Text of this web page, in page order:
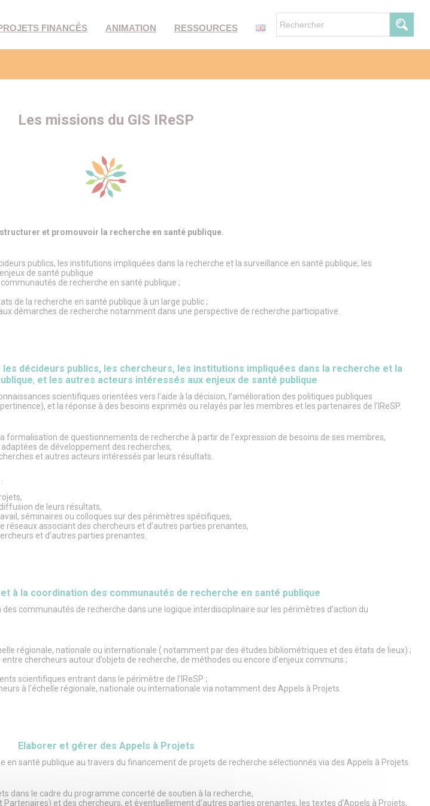
FINANCÉS ANIMATION RESSOURCES
Les missions du GIS IReSP
et promouvoir la recherche en santé publique.
publics, les institutions impliquées dans la recherche et la surveillance en santé publique, les
de santé publique
de recherche en santé publique ;
de la recherche en santé publique à un large public ;
démarches de recherche notamment dans une perspective de recherche participative.
décideurs publics, les chercheurs, les institutions impliquées dans la recherche et la
, et les autres acteurs intéressés aux enjeux de santé publique
scientifiques orientées vers l’aide à la décision, l’amélioration des politiques publiques
et la réponse à des besoins exprimés ou relayés par les membres et les partenaires de l’IReSP.
formalisation de questionnements de recherche à partir de l’expression de besoins de ses membres,
de développement des recherches,
et autres acteurs intéressés par leurs résultats.
de leurs résultats,
séminaires ou colloques sur des périmètres spécifiques,
associant des chercheurs et d’autres parties prenantes,
et d’autres parties prenantes.
à la coordination des communautés de recherche en santé publique
des communautés de recherche dans une logique interdisciplinaire sur les périmètres d’action du
régionale, nationale ou internationale ( notamment par des études bibliométriques et des états de lieux) ;
chercheurs autour d’objets de recherche, de méthodes ou encore d’enjeux communs ;
scientifiques entrant dans le périmètre de l’IReSP ;
à l’échelle régionale, nationale ou internationale via notamment des Appels à Projets.
Elaborer et gérer des Appels à Projets
en santé publique au travers du financement de projets de recherche sélectionnés via des Appels à Projets.
dans le cadre du programme concerté de soutien à la recherche,
et des chercheurs, et éventuellement d’autres parties prenantes, les textes d’Appels à Projets,